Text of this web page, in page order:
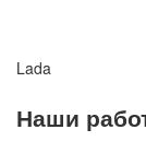
Lada
Наши